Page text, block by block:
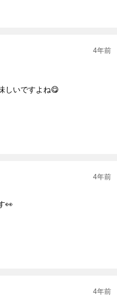
4年前
しいですよね😋
4年前
👀
4年前